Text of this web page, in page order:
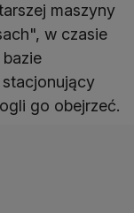
maszyny
w czasie
go obejrzeć.